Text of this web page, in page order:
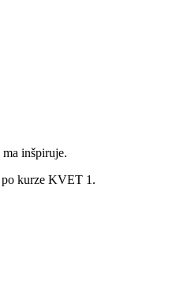
inšpiruje.
po kurze KVET 1.